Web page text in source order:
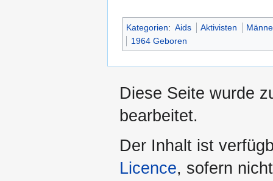
Kategorien: Aids Aktivisten
1964 Geboren
Diese Seite wurde
bearbeitet.
Der Inhalt ist
Licence, sofern